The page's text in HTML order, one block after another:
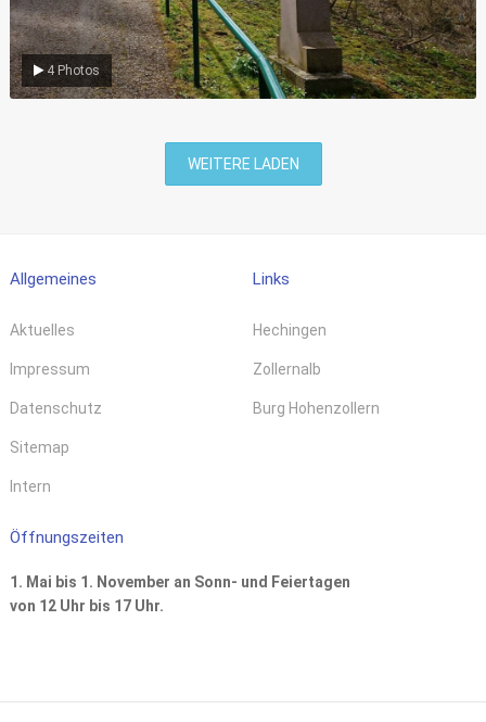
4 Photos
WEITERE LADEN
Allgemeines
Aktuelles
Impressum
Datenschutz
Sitemap
Intern
Links
Hechingen
Zollernalb
Burg Hohenzollern
Öffnungszeiten
1. Mai bis 1. November an Sonn- und Feiertagen
von 12 Uhr bis 17 Uhr.